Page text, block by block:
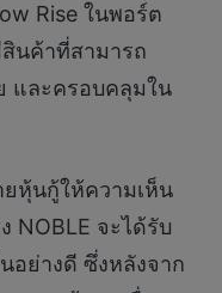
Rise ในพอร์ต
นค้าที่สามารถ
และครอบคลุมใน
หุ้นกู้ให้ความเห็น
NOBLE จะได้รับ
อย่างดี ซึ่งหลังจาก